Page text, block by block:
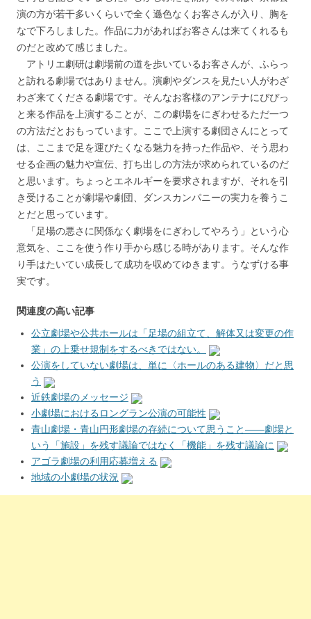
演の方が若干多いくらいで全く遜色なくお客さんが入り、胸を
なで下ろしました。作品に力があればお客さんは来てくれるも
のだと改めて感じました。
アトリエ劇研は劇場前の道を歩いているお客さんが、ふらっ
と訪れる劇場ではありません。演劇やダンスを見たい人がわざ
わざ来てくださる劇場です。そんなお客様のアンテナにぴぴっ
と来る作品を上演することが、この劇場をにぎわせるただ一つ
の方法だとおもっています。ここで上演する劇団さんにとって
は、ここまで足を運びたくなる魅力を持った作品や、そう思わ
せる企画の魅力や宣伝、打ち出しの方法が求められているのだ
と思います。ちょっとエネルギーを要求されますが、それを引
き受けることが劇場や劇団、ダンスカンパニーの実力を養うこ
とだと思っています。
「足場の悪さに関係なく劇場をにぎわしてやろう」という心
意気を、ここを使う作り手から感じる時があります。そんな作
り手はたいてい成長して成功を収めてゆきます。うなずける事
実です。
関連度の高い記事
公立劇場や公共ホールは「足場の組立て、解体又は変更の作
業」の上乗せ規制をするべきではない。
公演をしていない劇場は、単に〈ホールのある建物〉だと思
う
近鉄劇場のメッセージ
小劇場におけるロングラン公演の可能性
青山劇場・青山円形劇場の存続について思うこと――劇場と
いう「施設」を残す議論ではなく「機能」を残す議論に
アゴラ劇場の利用応募増える
地域の小劇場の状況